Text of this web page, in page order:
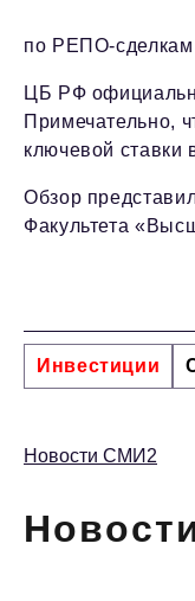
по РЕПО-сделкам
ЦБ РФ
Примечательно,
ключевой ставки
Обзор
Факультета
Инвестиции
Новости СМИ2